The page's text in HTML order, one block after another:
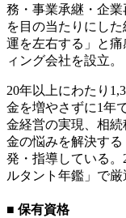
務・事業承継・企
を目の当たりにし
運を左右する」と
ィング会社を設立。
20年以上にわたり
金を増やさずに1年
金経営の実現、相
金の悩みを解決す
発・指導している。
ルタント年鑑」で厳
■ 保有資格